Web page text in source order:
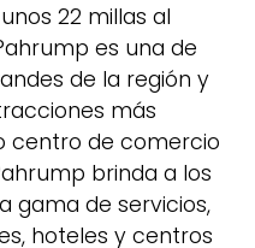
22 millas al
es una de
de la región y
más
centro de comercio
brinda a los
gama de servicios,
hoteles y centros